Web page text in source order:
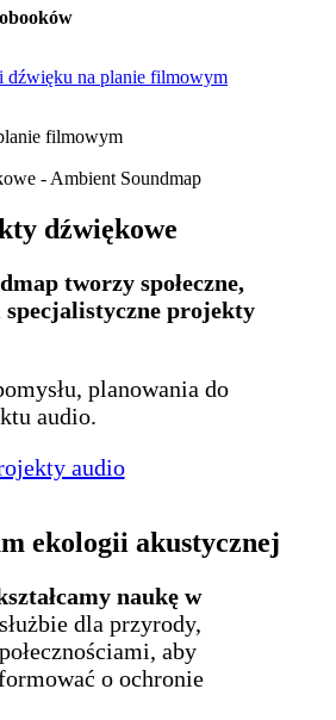
filmowym
dźwiękowe
tworzy społeczne,
projekty
planowania do
audio.
audio
ekologii akustycznej
naukę w
dla przyrody,
aby
o ochronie